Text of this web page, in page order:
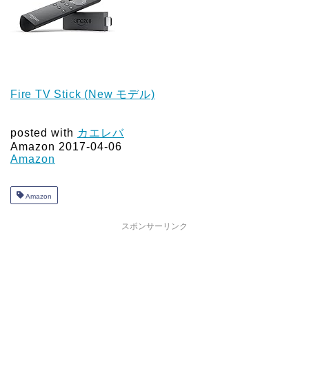
Fire TV Stick (New モデル)
posted with カエレバ
Amazon 2017-04-06
Amazon
Amazon
スポンサーリンク